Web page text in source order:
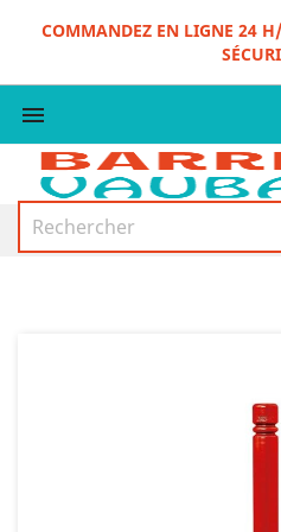
COMMANDEZ EN LIGNE 24
